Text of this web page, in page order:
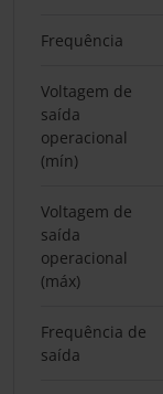
Frequência
Voltagem de
saída
operacional
(mín)
Voltagem de
saída
operacional
(máx)
Frequência de
saída